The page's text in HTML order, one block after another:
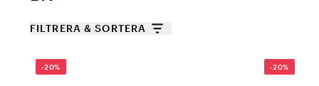
FILTRERA & SORTERA
-20% -20%